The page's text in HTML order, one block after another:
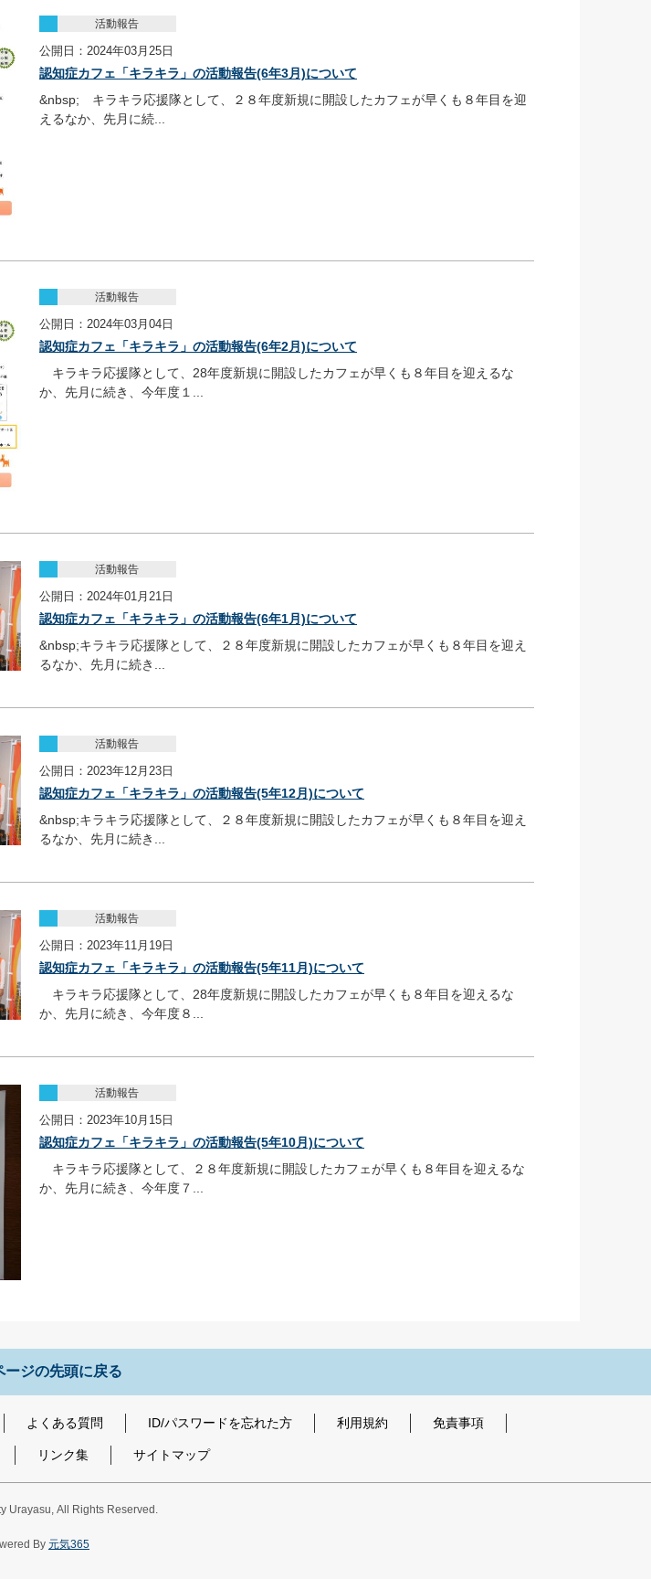
活動報告
公開日：2024年03月25日
認知症カフェ「キラキラ」の活動報告(6年3月)について
&nbsp; キラキラ応援隊として、２８年度新規に開設したカフェが早くも８年目を迎
えるなか、先月に続...
活動報告
公開日：2024年03月04日
認知症カフェ「キラキラ」の活動報告(6年2月)について
キラキラ応援隊として、28年度新規に開設したカフェが早くも８年目を迎えるな
か、先月に続き、今年度１...
活動報告
公開日：2024年01月21日
認知症カフェ「キラキラ」の活動報告(6年1月)について
&nbsp;キラキラ応援隊として、２８年度新規に開設したカフェが早くも８年目を迎え
るなか、先月に続き...
活動報告
公開日：2023年12月23日
認知症カフェ「キラキラ」の活動報告(5年12月)について
&nbsp;キラキラ応援隊として、２８年度新規に開設したカフェが早くも８年目を迎え
るなか、先月に続き...
活動報告
公開日：2023年11月19日
認知症カフェ「キラキラ」の活動報告(5年11月)について
キラキラ応援隊として、28年度新規に開設したカフェが早くも８年目を迎えるな
か、先月に続き、今年度８...
活動報告
公開日：2023年10月15日
認知症カフェ「キラキラ」の活動報告(5年10月)について
キラキラ応援隊として、２８年度新規に開設したカフェが早くも８年目を迎えるな
か、先月に続き、今年度７...
ージの先頭に戻る
よくある質問 ID/パスワードを忘れた方 利用規約 免責事項
リンク集 サイトマップ
Urayasu All Rights Reserved.
By 元気365